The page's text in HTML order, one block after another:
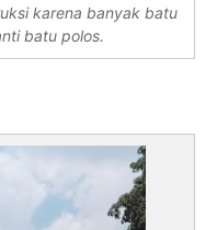
karena banyak batu
batu polos.